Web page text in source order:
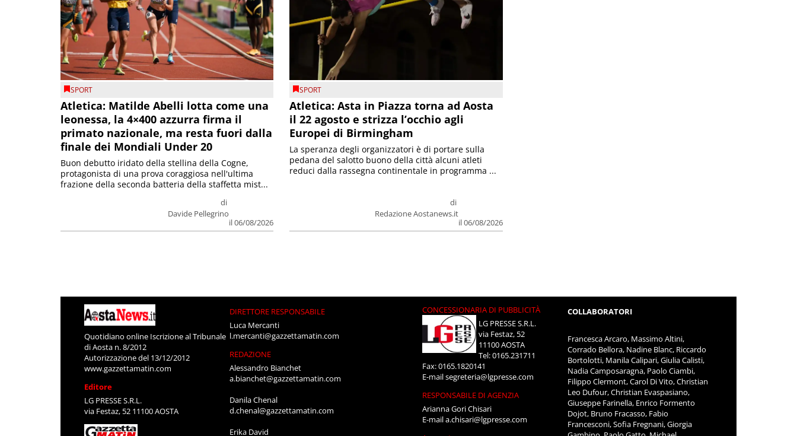
SPORT
Atletica: Matilde Abelli lotta come una
leonessa, la 4×400 azzurra firma il
primato nazionale, ma resta fuori dalla
finale dei Mondiali Under 20
di
Davide Pellegrino
il 06/08/2026
Buon debutto iridato della stellina della Cogne,
protagonista di una prova coraggiosa nell'ultima
frazione della seconda batteria della staffetta mist...
SPORT
Atletica: Asta in Piazza torna ad Aosta
il 22 agosto e strizza l’occhio agli
Europei di Birmingham
di
Redazione Aostanews.it
il 06/08/2026
La speranza degli organizzatori è di portare sulla
pedana del salotto buono della città alcuni atleti
reduci dalla rassegna continentale in programma ...
Quotidiano online Iscrizione al Tribunale
di Aosta n. 8/2012
Autorizzazione del 13/12/2012
www.gazzettamatin.com
Editore
LG PRESSE S.R.L.
via Festaz, 52 11100 AOSTA
DIRETTORE RESPONSABILE
Luca Mercanti
l.mercanti@gazzettamatin.com
REDAZIONE
Alessandro Bianchet
a.bianchet@gazzettamatin.com
Danila Chenal
d.chenal@gazzettamatin.com
Erika David
CONCESSIONARIA DI PUBBLICITÀ
LG PRESSE S.R.L.
via Festaz, 52
11100 AOSTA
Tel: 0165.231711
Fax: 0165.1820141
E-mailsegreteria@lgpresse.com
RESPONSABILE DI AGENZIA
Arianna Gori Chisari
E-maila.chisari@lgpresse.com
COLLABORATORI
Francesca Arcaro, Massimo Altini,
Corrado Bellora, Nadine Blanc, Riccardo
Bortolotti, Manila Calipari, Giulia Calisti,
Nadia Camposaragna, Paolo Ciambi,
Filippo Clermont, Carol Di Vito, Christian
Leo Dufour, Christian Evaspasiano,
Giuseppe Farinella, Enrico Formento
Dojot, Bruno Fracasso, Fabio
Francesconi, Sofia Fregnani, Giorgia